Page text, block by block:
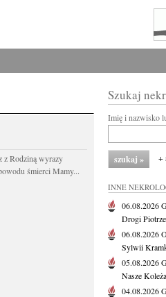
Rodziną wyrazy
śmierci Mamy...
Szukaj
Imię i nazwisko
+
INNE
06.08.2026
Drogi
06.08.2026
Sylwii
05.08.2026
Nasze
04.08.2026